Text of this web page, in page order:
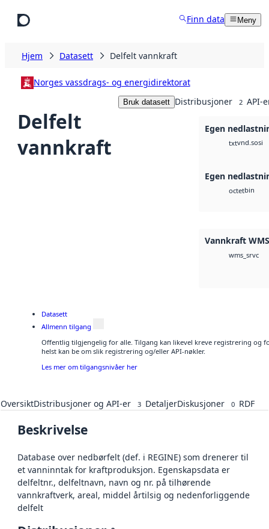
Finn data Meny
Hjem Datasett Delfelt vannkraft
Norges vassdrags- og energidirektorat
Delfelt
vannkraft
Bruk datasett Distribusjoner 2 API-
Egen
txtvnd.sosi
Egen
octetbin
Vannkraft WMS
wms_srvc
Datasett
Allmenn tilgang
Offentlig tilgjengelig for alle. Tilgang kan likevel kreve registrering og
helst kan be om slik registrering og/eller API-nøkler.
Les mer om tilgangsnivåer her
OversiktDistribusjoner og API-er 3 DetaljerDiskusjoner 0 RDF
Beskrivelse
Database over nedbørfelt (def. i REGINE) som drenerer til
et vanninntak for kraftproduksjon. Egenskapsdata er
delfeltnr., delfeltnavn, navn og nr. på tilhørende
vannkraftverk, areal, middel årtilsig og nedenforliggende
delfelt